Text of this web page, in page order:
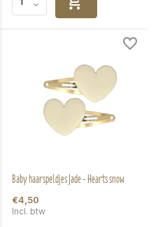
Baby haarspeldjes Jade - Hearts snow
€4,50
Incl. btw